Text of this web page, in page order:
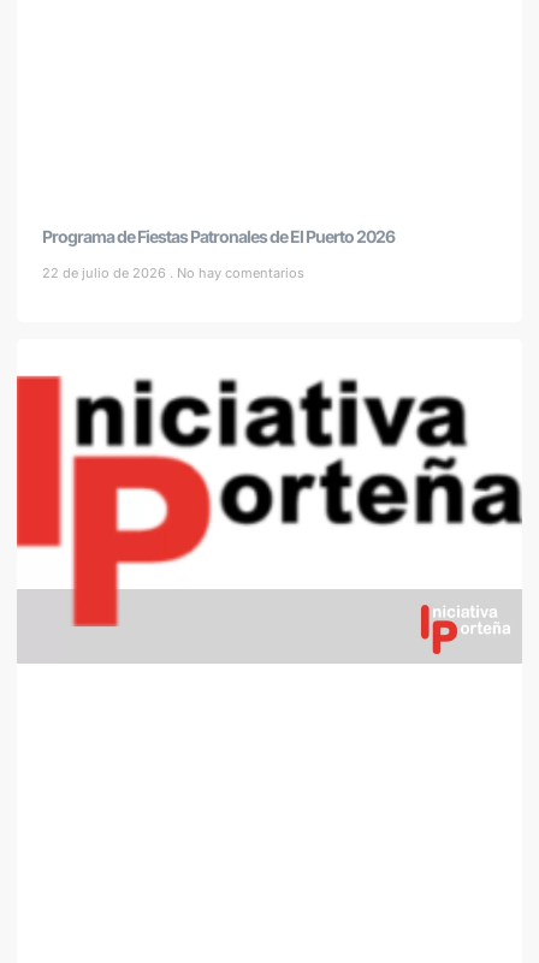
Programa de Fiestas Patronales de El Puerto 2026
22 de julio de 2026 No hay comentarios